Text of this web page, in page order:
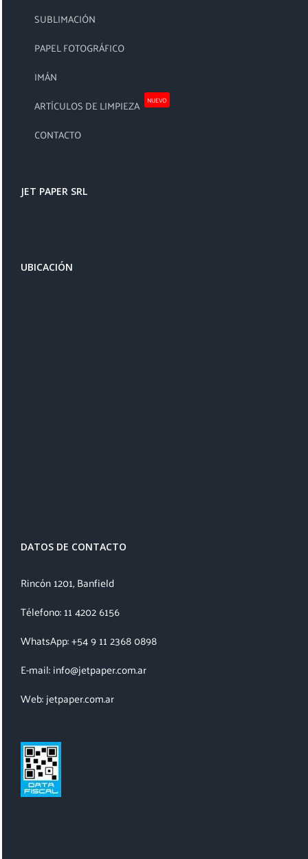
SUBLIMACIÓN
PAPEL FOTOGRÁFICO
IMÁN
ARTÍCULOS DE LIMPIEZA
NUEVO
CONTACTO
JET PAPER SRL
UBICACIÓN
DATOS DE CONTACTO
Rincón 1201, Banfield
Télefono: 11 4202 6156
WhatsApp: +54 9 11 2368 0898
E-mail: info@jetpaper.com.ar
Web: jetpaper.com.ar